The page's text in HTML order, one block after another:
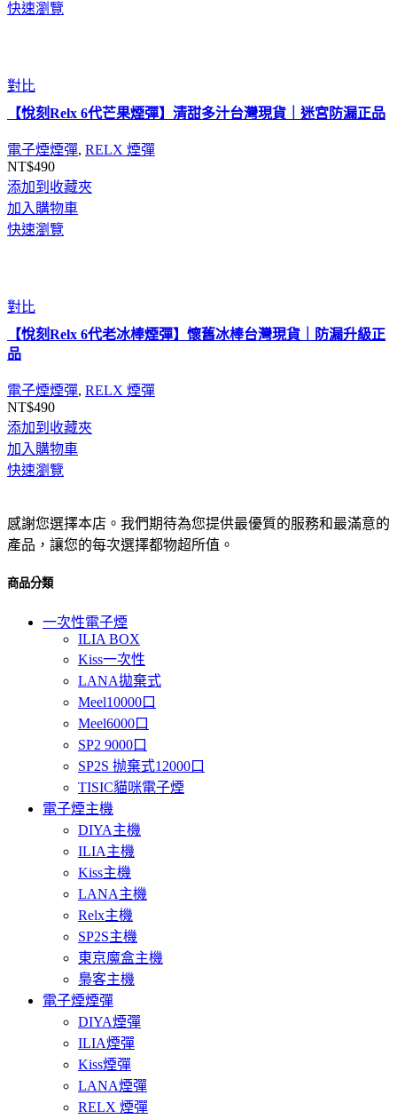
快速瀏覽
對比
【悅刻Relx 6代芒果煙彈】清甜多汁台灣現貨｜迷宮防漏正品
電子煙煙彈, RELX 煙彈
NT$490
添加到收藏夾
加入購物車
快速瀏覽
對比
【悅刻Relx 6代老冰棒煙彈】懷舊冰棒台灣現貨｜防漏升級正
品
電子煙煙彈, RELX 煙彈
NT$490
添加到收藏夾
加入購物車
快速瀏覽
感謝您選擇本店。我們期待為您提供最優質的服務和最滿意的
產品，讓您的每次選擇都物超所值。
商品分類
一次性電子煙
ILIA BOX
Kiss一次性
LANA拋棄式
Meel10000口
Meel6000口
SP2 9000口
SP2S 抛棄式12000口
TISIC貓咪電子煙
電子煙主機
DIYA主機
ILIA主機
Kiss主機
LANA主機
Relx主機
SP2S主機
東京魔盒主機
梟客主機
電子煙煙彈
DIYA煙彈
ILIA煙彈
Kiss煙彈
LANA煙彈
RELX 煙彈